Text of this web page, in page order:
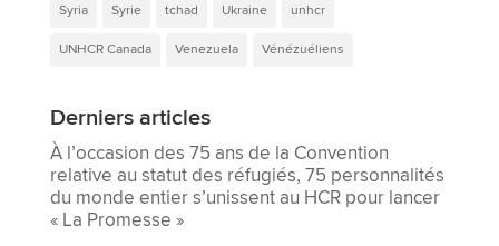
Syria Syrie tchad Ukraine unhcr
UNHCR Canada Venezuela Vénézuéliens
Derniers articles
À l’occasion des 75 ans de la Convention
relative au statut des réfugiés, 75 personnalités
du monde entier s’unissent au HCR pour lancer
« La Promesse »